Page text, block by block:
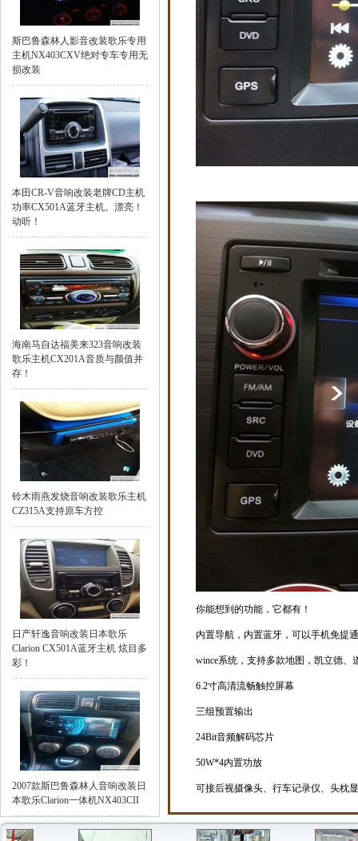
斯巴鲁森林人影音改装歌乐专用
主机NX403CXV绝对专车专用无
损改装
本田CR-V音响改装老牌CD主机
功率CX501A蓝牙主机。漂亮！
动听！
海南马自达福美来323音响改装
歌乐主机CX201A音质与颜值并
存！
铃木雨燕发烧音响改装歌乐主机
CZ315A支持原车方控
日产轩逸音响改装日本歌乐
Clarion CX501A蓝牙主机 炫目多
彩！
2007款斯巴鲁森林人音响改装日
本歌乐Clarion一体机NX403CII
你能想到的功能，它都有！
内置导航，内置蓝牙，可以手机免提
wince系统，支持多款地图，凯立德
6.2寸高清流畅触控屏幕
三组预置输出
24Bit音频解码芯片
50W*4内置功放
可接后视摄像头、行车记录仪、头枕